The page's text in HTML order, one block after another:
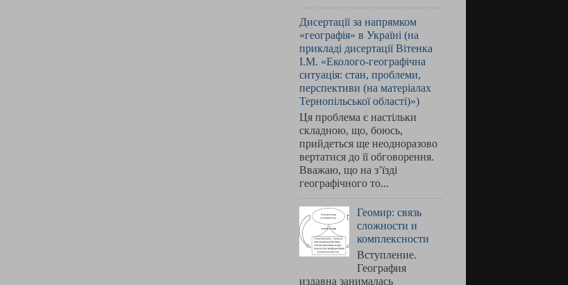
Дисертації за напрямком
«географія» в Україні (на
прикладі дисертації Вітенка
І.М. «Еколого-географічна
ситуація: стан, проблеми,
перспективи (на матеріалах
Тернопільської області)»)
Ця проблема є настільки
складною, що, боюсь,
прийдеться ще неодноразово
вертатися до її обговорення.
Вважаю, що на з’їзді
географічного то...
Геомир: связь
сложности и
комплексности
Вступление.
География
издавна занималась